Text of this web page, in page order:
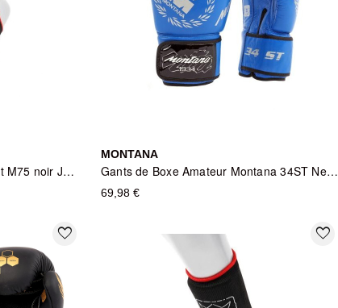
Chevillère traditionnelle Enfant M75 noir Junior
MONTANA
Gants de Boxe Amateur Montana 34ST NewCode - Bleu
69,98 €
favorite_border favorite_border